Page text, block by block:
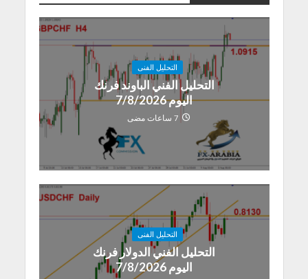
التحليل الفنى
التحليل الفني الباوند فرنك
اليوم 7/8/2026
7 ساعات مضى
التحليل الفنى
التحليل الفني الدولار فرنك
اليوم 7/8/2026